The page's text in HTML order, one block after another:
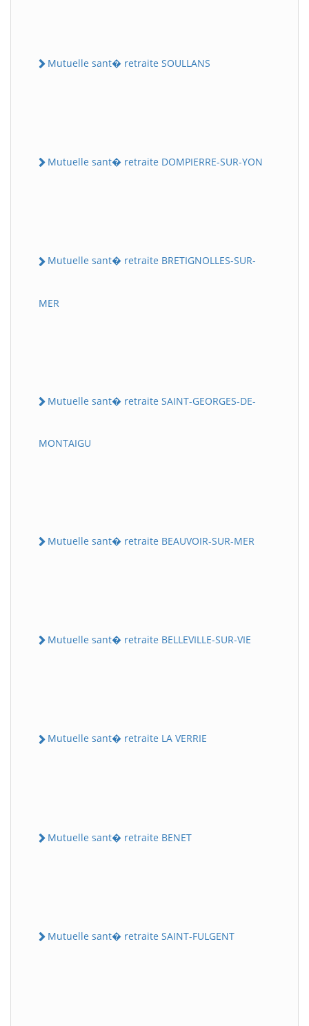
Mutuelle sant� retraite SOULLANS
Mutuelle sant� retraite DOMPIERRE-SUR-YON
Mutuelle sant� retraite BRETIGNOLLES-SUR-
MER
Mutuelle sant� retraite SAINT-GEORGES-DE-
MONTAIGU
Mutuelle sant� retraite BEAUVOIR-SUR-MER
Mutuelle sant� retraite BELLEVILLE-SUR-VIE
Mutuelle sant� retraite LA VERRIE
Mutuelle sant� retraite BENET
Mutuelle sant� retraite SAINT-FULGENT